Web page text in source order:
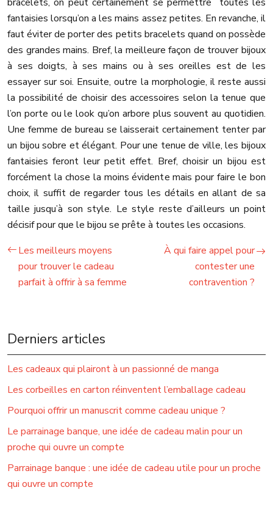
fantaisies lorsqu’on a les mains assez petites. En revanche, il
faut éviter de porter des petits bracelets quand on possède
des grandes mains. Bref, la meilleure façon de trouver bijoux
à ses doigts, à ses mains ou à ses oreilles est de les
essayer sur soi. Ensuite, outre la morphologie, il reste aussi
la possibilité de choisir des accessoires selon la tenue que
l’on porte ou le look qu’on arbore plus souvent au quotidien.
Une femme de bureau se laisserait certainement tenter par
un bijou sobre et élégant. Pour une tenue de ville, les bijoux
fantaisies feront leur petit effet. Bref, choisir un bijou est
forcément la chose la moins évidente mais pour faire le bon
choix, il suffit de regarder tous les détails en allant de sa
taille jusqu’à son style. Le style reste d’ailleurs un point
décisif pour que le bijou se prête à toutes les occasions.
Les meilleurs moyens
pour trouver le cadeau
parfait à offrir à sa femme
À qui faire appel pour
contester une
contravention ?
Derniers articles
Les cadeaux qui plairont à un passionné de manga
Les corbeilles en carton réinventent l’emballage cadeau
Pourquoi offrir un manuscrit comme cadeau unique ?
Le parrainage banque, une idée de cadeau malin pour un
proche qui ouvre un compte
Parrainage banque : une idée de cadeau utile pour un proche
qui ouvre un compte